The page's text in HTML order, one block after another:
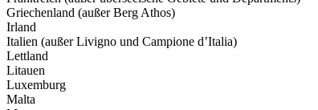
Griechenland (außer Berg Athos)
Irland
Italien (außer Livigno und Campione d’Italia)
Lettland
Litauen
Luxemburg
Malta